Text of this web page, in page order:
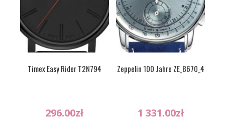
Timex Easy Rider T2N794
296.00zł
Zeppelin 100 Jahre ZE_8670_4
1 331.00zł